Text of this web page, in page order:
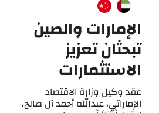
الإمارات والصين
تبحثان تعزيز
الاستثمارات
عقد وكيل وزارة الاقتصاد
الإماراتي، عبدالله أحمد آل صالح،